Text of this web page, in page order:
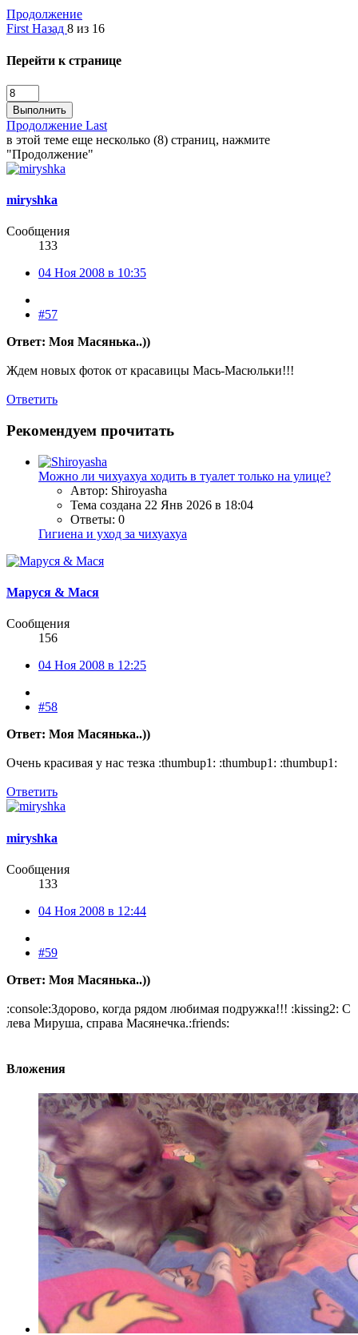
Продолжение
First Назад 8 из 16
Перейти к странице
Выполнить
Продолжение Last
в этой теме еще несколько (8) страниц, нажмите
"Продолжение"
miryshka
Сообщения
133
04 Ноя 2008 в 10:35
#57
Ответ: Моя Масянька..))
Ждем новых фоток от красавицы Мась-Масюльки!!!
Ответить
Рекомендуем прочитать
Можно ли чихуахуа ходить в туалет только на улице?
Автор: Shiroyasha
Тема создана 22 Янв 2026 в 18:04
Ответы: 0
Гигиена и уход за чихуахуа
Маруся & Мася
Сообщения
156
04 Ноя 2008 в 12:25
#58
Ответ: Моя Масянька..))
Очень красивая у нас тезка :thumbup1: :thumbup1: :thumbup1:
Ответить
miryshka
Сообщения
133
04 Ноя 2008 в 12:44
#59
Ответ: Моя Масянька..))
:console:Здорово, когда рядом любимая подружка!!! :kissing2: С
лева Мируша, справа Масянечка.:friends:
Вложения